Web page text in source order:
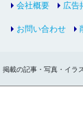
会社概要 広告
お問い合わせ
掲載の記事・写真・イラ